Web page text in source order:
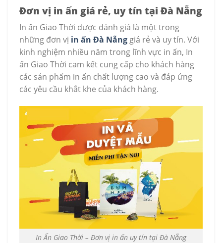
Đơn vị in ấn giá rẻ, uy tín tại Đà Nẵng
In ấn Giao Thời được đánh giá là một trong
những đơn vị in ấn Đà Nẵng giá rẻ và uy tín. Với
kinh nghiệm nhiều năm trong lĩnh vực in ấn, In
ấn Giao Thời cam kết cung cấp cho khách hàng
các sản phẩm in ấn chất lượng cao và đáp ứng
các yêu cầu khắt khe của khách hàng.
In Ấn Giao Thời – Đơn vị in ấn uy tín tại Đà Nẵng